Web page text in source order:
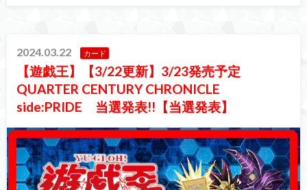
2024.03.22 カード
【遊戯王】【3/22更新】3/23発売予定
QUARTER CENTURY CHRONICLE
side:PRIDE 当選発表!!【当選発表】